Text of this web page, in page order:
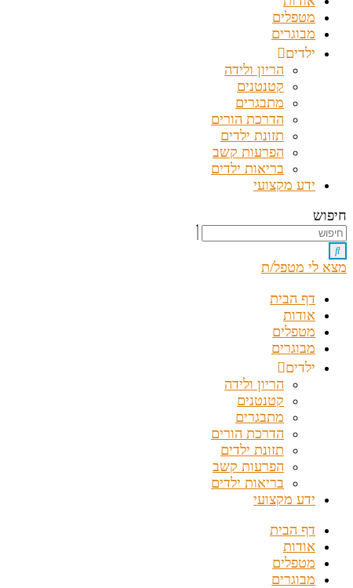
מטפלים
מבוגרים
ילדים
הריון ולידה
קטנטנים
מתבגרים
הדרכת הורים
תזונת ילדים
הפרעות קשב
בריאות ילדים
ידע מקצועי
חיפוש
מצא לי מטפל/ת
דף הבית
אודות
מטפלים
מבוגרים
ילדים
הריון ולידה
קטנטנים
מתבגרים
הדרכת הורים
תזונת ילדים
הפרעות קשב
בריאות ילדים
ידע מקצועי
דף הבית
אודות
מטפלים
מבוגרים